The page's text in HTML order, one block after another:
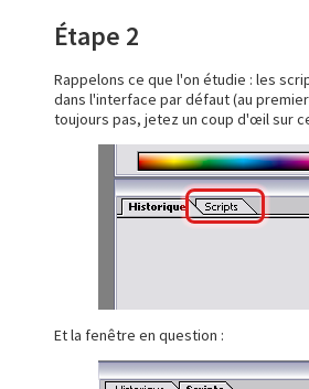
Étape 2
Rappelons ce que l'on étudie : les
dans l'interface par défaut (au
toujours pas, jetez un coup d'œil sur
Et la fenêtre en question :